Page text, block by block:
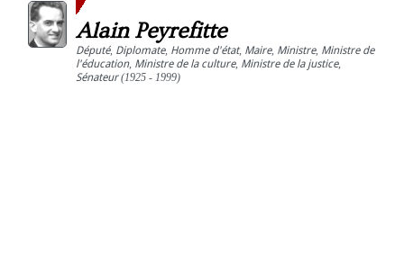
Alain Peyrefitte
Député, Diplomate, Homme d'état, Maire, Ministre, Ministre de
l'éducation, Ministre de la culture, Ministre de la justice,
Sénateur(1925 - 1999)